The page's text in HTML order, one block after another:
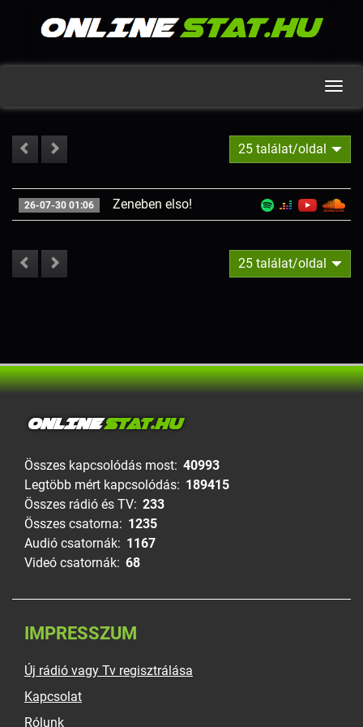
25 találat/oldal
26-07-30 01:06 Zeneben elso!
25 találat/oldal
ONLINESTAT.HU
Összes kapcsolódás most: 40993
Legtöbb mért kapcsolódás: 189415
Összes rádió és TV: 233
Összes csatorna: 1235
Audió csatornák: 1167
Videó csatornák: 68
IMPRESSZUM
Új rádió vagy Tv regisztrálása
Kapcsolat
Rólunk